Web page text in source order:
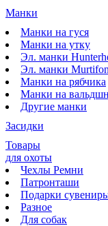
Манки
Манки на гуся
Манки на утку
Эл. манки
Эл. манки Murtifon
Манки на рябчика
Манки на
Другие манки
Засидки
Товары
для охоты
Чехлы Ремни
Патронташи
Подарки
Разное
Для собак